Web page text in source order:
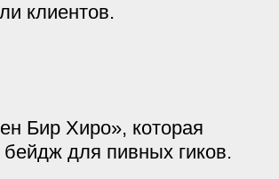
клиентов.
Бир Хиро», которая
для пивных гиков.